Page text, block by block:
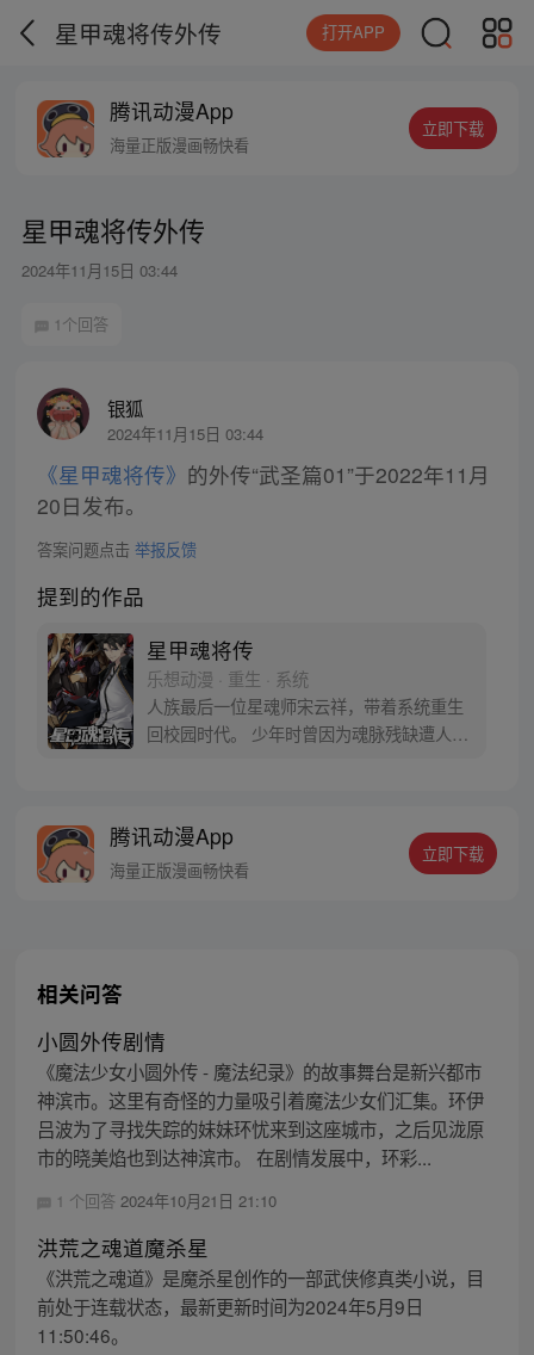
星甲魂将传外传 打开APP
腾讯动漫App
海量正版漫画畅快看
立即下载
星甲魂将传外传
2024年11月15日 03:44
1个回答
银狐
2024年11月15日 03:44
《星甲魂将传》 的外传“武圣篇01”于2022年11月
20日发布。
答案问题点击 举报反馈
提到的作品
星甲魂将传
乐想动漫 · 重生 · 系统
人族最后一位星魂师宋云祥，带着系统重生
回校园时代。 少年时曾因为魂脉残缺遭人白
从此一路开挂造机甲打怪兽… 曾经后悔的
事，曾经错过的人，这一次将不留遗憾。
腾讯动漫App
海量正版漫画畅快看
立即下载
相关问答
小圆外传剧情
《魔法少女小圆外传 - 魔法纪录》的故事舞台是新兴都市
神滨市。这里有奇怪的力量吸引着魔法少女们汇集。环伊
吕波为了寻找失踪的妹妹环忧来到这座城市，之后见泷原
市的晓美焰也到达神滨市。 在剧情发展中，环彩...
1 个回答 2024年10月21日 21:10
洪荒之魂道魔杀星
《洪荒之魂道》是魔杀星创作的一部武侠修真类小说，目
前处于连载状态，最新更新时间为2024年5月9日
11:50:46。